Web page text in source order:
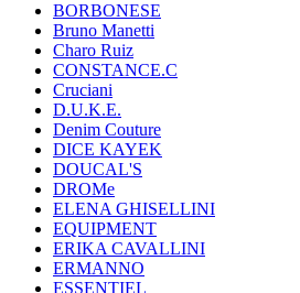
BORBONESE
Bruno Manetti
Charo Ruiz
CONSTANCE.C
Cruciani
D.U.K.E.
Denim Couture
DICE KAYEK
DOUCAL'S
DROMe
ELENA GHISELLINI
EQUIPMENT
ERIKA CAVALLINI
ERMANNO
ESSENTIEL